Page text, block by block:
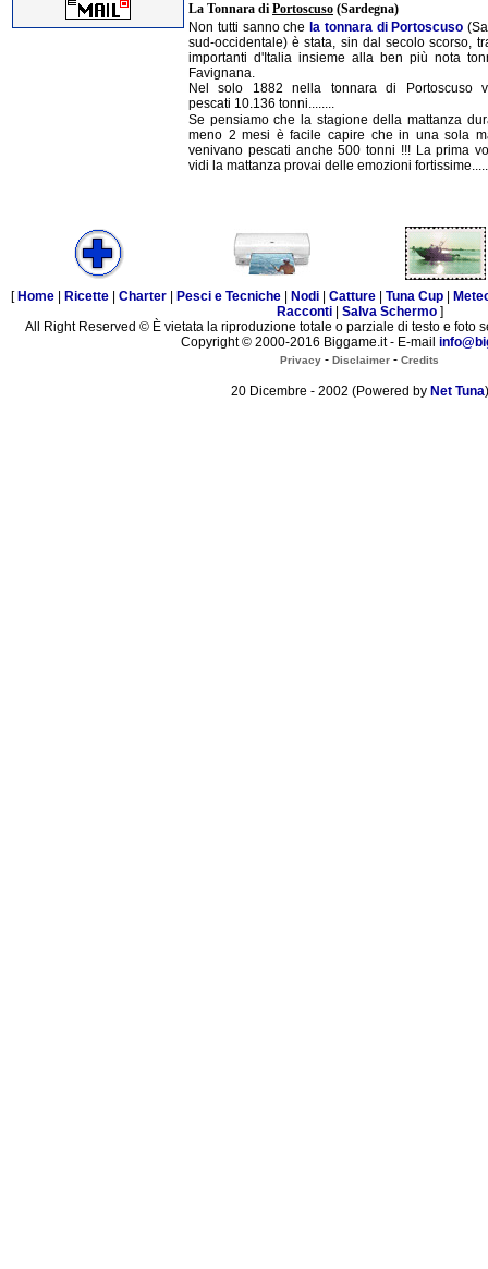
La Tonnara di Portoscuso (Sardegna)
Non tutti sanno che la tonnara di Portoscuso
sud-occidentale) è stata, sin dal secolo scorso,
importanti d'Italia insieme alla ben più nota
Favignana.
Nel solo 1882 nella tonnara di Portoscuso
pescati 10.136 tonni........
Se pensiamo che la stagione della mattanza
meno 2 mesi è facile capire che in una sola
venivano pescati anche 500 tonni !!! La prima
vidi la mattanza provai delle emozioni fortissime.....
[ Home Ricette Charter Pesci e Tecniche Nodi Catture Tuna Cup
Racconti| Salva Schermo]
All Right Reserved © È vietata la riproduzione totale o parziale di testo e foto
Copyright © 2000-2016 Biggame.it - E-mail
Privacy - Disclaimer - Credits
20 Dicembre - 2002 (Powered by Net Tuna)